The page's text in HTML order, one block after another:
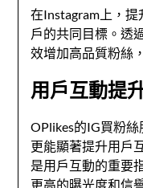
在Instagram上，提
戶的共同目標。透
效增加高品質粉絲
用戶互動提
OPlikes的IG買粉絲
更能顯著提升用戶
是用戶互動的重要
更高的曝光度和信